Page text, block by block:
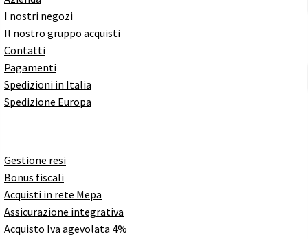
I nostri negozi
Il nostro gruppo acquisti
Contatti
Pagamenti
Spedizioni in Italia
Spedizione Europa
Gestione resi
Bonus fiscali
Acquisti in rete Mepa
Assicurazione integrativa
Acquisto Iva agevolata 4%